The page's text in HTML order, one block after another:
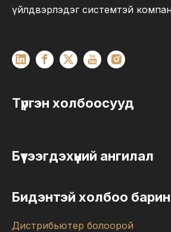
үйлдвэрлэдэг системтэй
Түргэн холбоосууд
Бүтээгдэхүүний ангилал
Бидэнтэй холбоо
Дистрибьютер болоорой